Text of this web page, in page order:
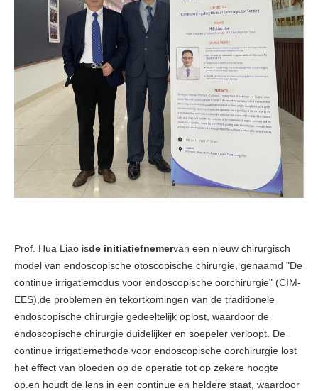
Prof. Hua Liao isde initiatiefnemervan een nieuw chirurgisch
model van endoscopische otoscopische chirurgie, genaamd "De
continue irrigatiemodus voor endoscopische oorchirurgie" (CIM-
EES),de problemen en tekortkomingen van de traditionele
endoscopische chirurgie gedeeltelijk oplost, waardoor de
endoscopische chirurgie duidelijker en soepeler verloopt. De
continue irrigatiemethode voor endoscopische oorchirurgie lost
het effect van bloeden op de operatie tot op zekere hoogte
op.en houdt de lens in een continue en heldere staat, waardoor